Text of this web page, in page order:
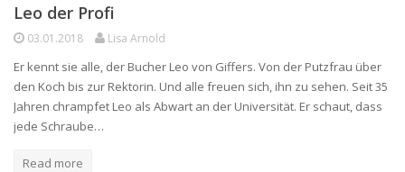
Leo der Profi
03.01.2018 Lisa Arnold
Er kennt sie alle, der Bucher Leo von Giffers. Von der Putzfrau über
den Koch bis zur Rektorin. Und alle freuen sich, ihn zu sehen. Seit 35
Jahren chrampfet Leo als Abwart an der Universität. Er schaut, dass
jede Schraube…
Read more